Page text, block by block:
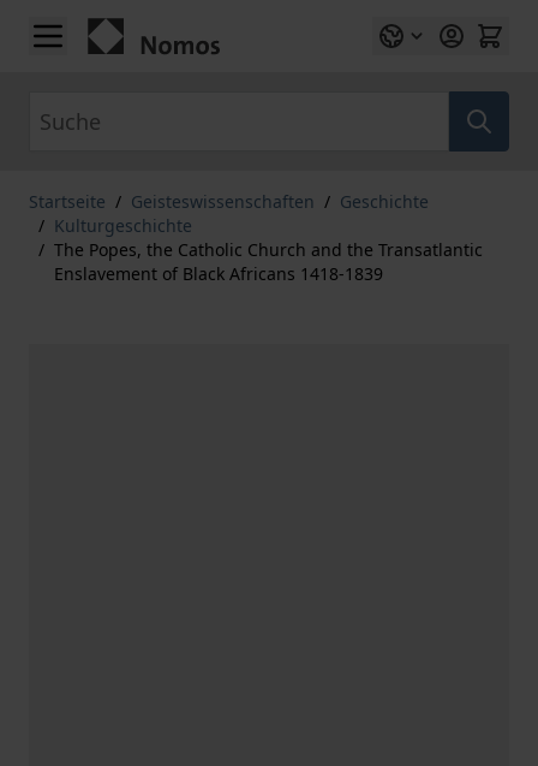
Zum Inhalt springen
Startseite / Geisteswissenschaften / Geschichte
/ Kulturgeschichte
/ The Popes, the Catholic Church and the Transatlantic
Enslavement of Black Africans 1418-1839